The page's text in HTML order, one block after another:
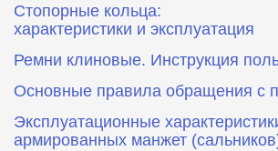
Стопорные кольца:
характеристики и эксплуатация
Ремни клиновые. Инструкция
Основные правила обращения с
Эксплуатационные
армированных манжет